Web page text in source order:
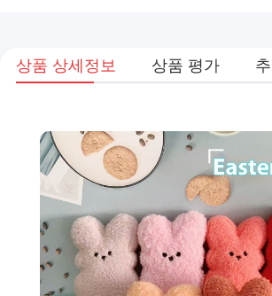
상품 상세정보 상품 평가